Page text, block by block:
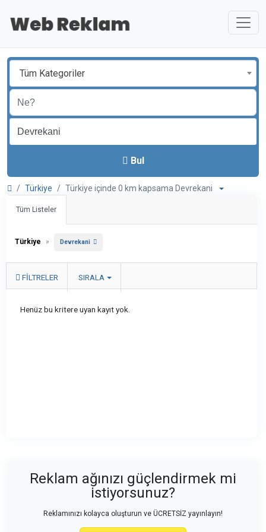
Tüm Kategoriler
Bul
Türkiye Türkiye içinde 0 km kapsama Devrekani
Tüm Listeler
Türkiye » Devrekani
FILTRELER SIRALA
Henüz bu kritere uyan kayıt yok.
Reklam ağınızı güçlendirmek mi
istiyorsunuz?
Reklamınızı kolayca oluşturun ve ÜCRETSİZ yayınlayın!